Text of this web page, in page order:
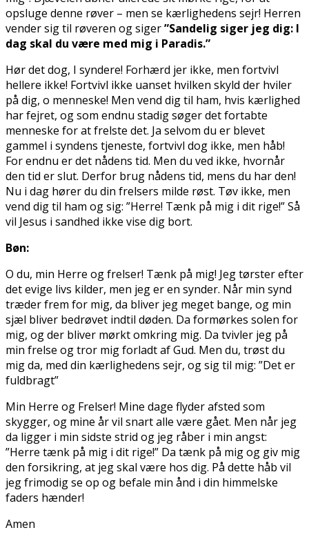
opsluge denne røver – men se kærlighedens sejr! Herren
vender sig til røveren og siger”Sandelig siger jeg dig: I
dag skal du være med mig i Paradis.”
Hør det dog, I syndere! Forhærd jer ikke, men fortvivl
hellere ikke! Fortvivl ikke uanset hvilken skyld der hviler
på dig, o menneske! Men vend dig til ham, hvis kærlighed
har fejret, og som endnu stadig søger det fortabte
menneske for at frelste det. Ja selvom du er blevet
gammel i syndens tjeneste, fortvivl dog ikke, men håb!
For endnu er det nådens tid. Men du ved ikke, hvornår
den tid er slut. Derfor brug nådens tid, mens du har den!
Nu i dag hører du din frelsers milde røst. Tøv ikke, men
vend dig til ham og sig: ”Herre! Tænk på mig i dit rige!” Så
vil Jesus i sandhed ikke vise dig bort.
Bøn:
O du, min Herre og frelser! Tænk på mig! Jeg tørster efter
det evige livs kilder, men jeg er en synder. Når min synd
træder frem for mig, da bliver jeg meget bange, og min
sjæl bliver bedrøvet indtil døden. Da formørkes solen for
mig, og der bliver mørkt omkring mig. Da tvivler jeg på
min frelse og tror mig forladt af Gud. Men du, trøst du
mig da, med din kærlighedens sejr, og sig til mig: ”Det er
fuldbragt”
Min Herre og Frelser! Mine dage flyder afsted som
skygger, og mine år vil snart alle være gået. Men når jeg
da ligger i min sidste strid og jeg råber i min angst:
”Herre tænk på mig i dit rige!” Da tænk på mig og giv mig
den forsikring, at jeg skal være hos dig. På dette håb vil
jeg frimodig se op og befale min ånd i din himmelske
faders hænder!
Amen